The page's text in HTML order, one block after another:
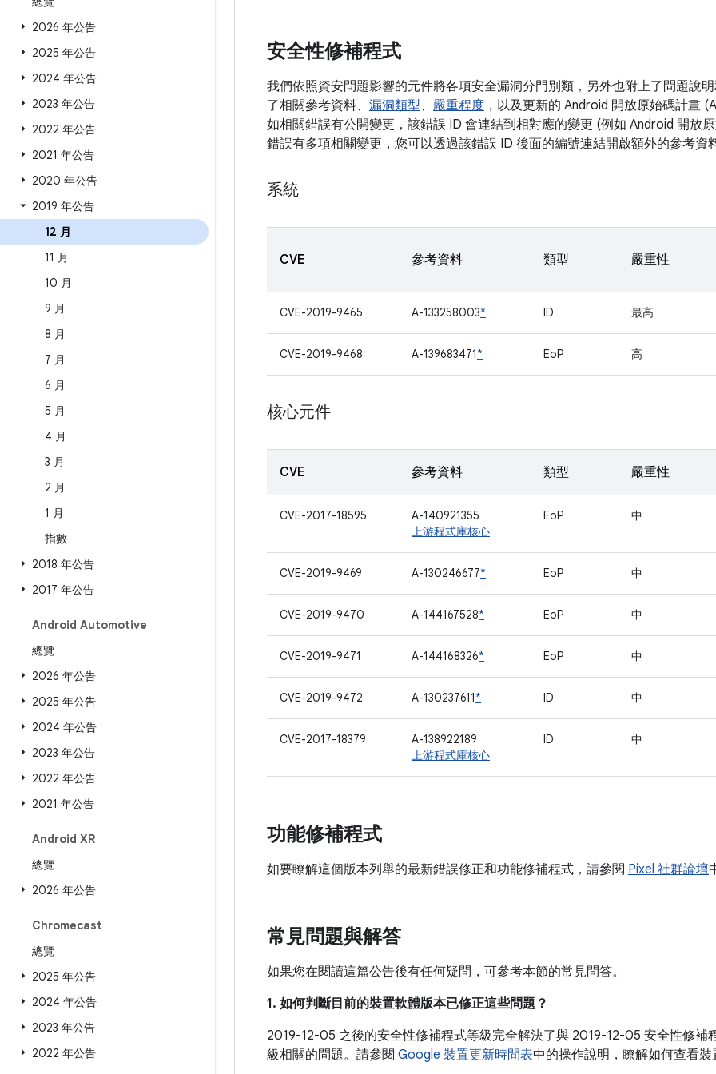
2026 年公告
2025 年公告
2024 年公告
2023 年公告
2022 年公告
2021 年公告
2020 年公告
2019 年公告
12 月
11 月
10 月
9 月
8 月
7 月
6 月
5 月
4 月
3 月
2 月
1 月
指數
2018 年公告
2017 年公告
Android Automotive
總覽
2026 年公告
2025 年公告
2024 年公告
2023 年公告
2022 年公告
2021 年公告
Android XR
總覽
2026 年公告
Chromecast
總覽
2025 年公告
2024 年公告
2023 年公告
2022 年公告
安全性修補程式
我們依照資安問題影響的元件將各項安全漏洞分門別類，另外也附上了問題說
了相關參考資料、 漏洞類型、 嚴重程度 ，以及更新的 Android 開放原始碼計畫
如相關錯誤有公開變更，該錯誤 ID 會連結到相對應的變更 (例如 Android 開放
錯誤有多項相關變更，您可以透過該錯誤 ID 後面的編號連結開啟額外的參考資
系統
CVE 參考資料 類型 嚴重性
CVE-2019-9465 A-133258003* ID 最高
CVE-2019-9468 A-139683471* EoP 高
核心元件
CVE 參考資料 類型 嚴重性
CVE-2017-18595
A-140921355
上游程式庫核心
EoP 中
CVE-2019-9469 A-130246677* EoP 中
CVE-2019-9470 A-144167528* EoP 中
CVE-2019-9471 A-144168326* EoP 中
CVE-2019-9472 A-130237611* ID 中
CVE-2017-18379
A-138922189
上游程式庫核心
ID 中
功能修補程式
如要瞭解這個版本列舉的最新錯誤修正和功能修補程式，請參閱 Pixel 社群論壇
常見問題與解答
如果您在閱讀這篇公告後有任何疑問，可參考本節的常見問答。
1. 如何判斷目前的裝置軟體版本已修正這些問題？
2019-12-05 之後的安全性修補程式等級完全解決了與 2019-12-05 安全性修補
級相關的問題。請參閱 Google 裝置更新時間表中的操作說明，瞭解如何查看